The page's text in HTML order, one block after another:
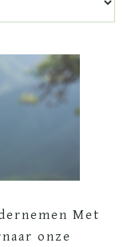
Met
onze